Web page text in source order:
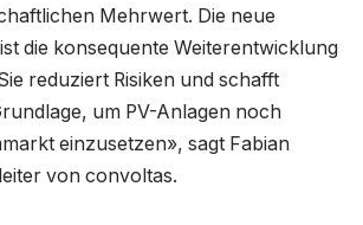
Mehrwert. Die neue
die konsequente Weiterentwicklung
reduziert Risiken und schafft
um PV-Anlagen noch
einzusetzen», sagt Fabian
von convoltas.